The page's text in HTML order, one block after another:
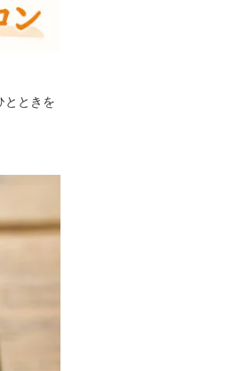
とときを